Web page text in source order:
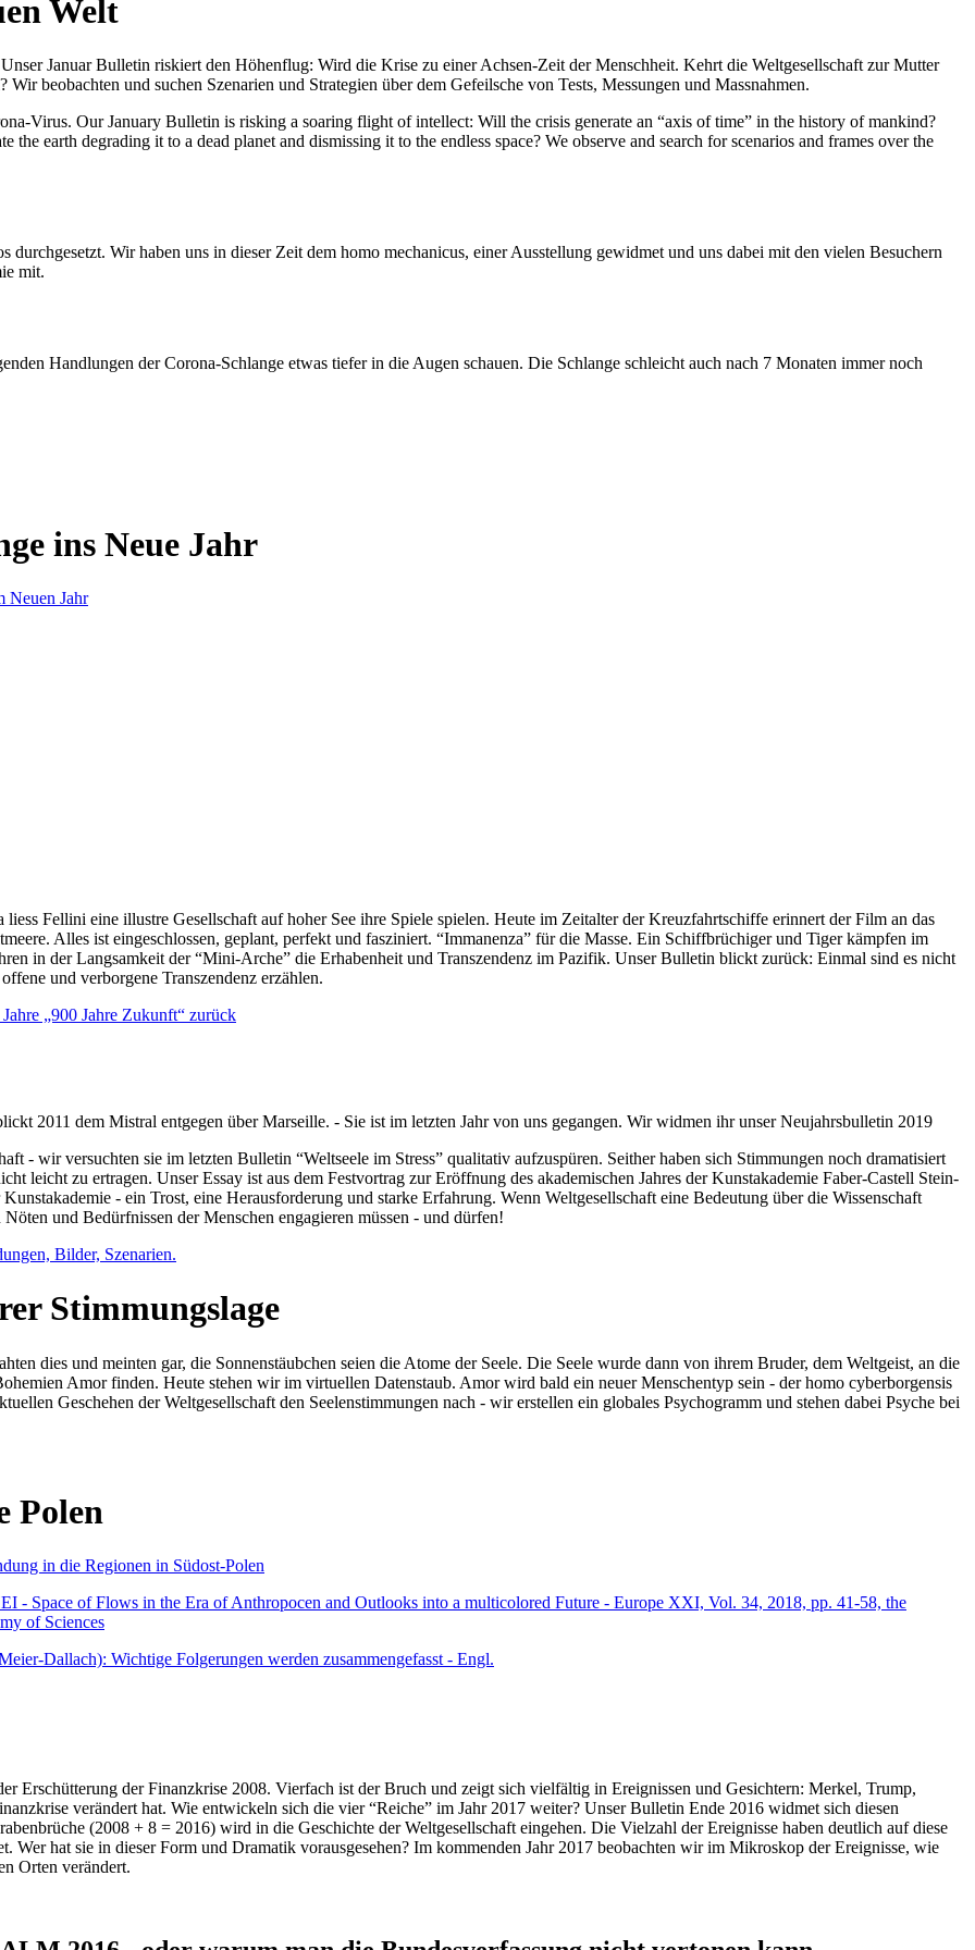
Welt
Januar Bulletin riskiert den Höhenflug: Wird die Krise zu einer Achsen-Zeit der Menschheit. Kehrt die Weltgesellschaft zur Mutter
beobachten und suchen Szenarien und Strategien über dem Gefeilsche von Tests, Messungen und Massnahmen.
Virus. Our January Bulletin is risking a soaring flight of intellect: Will the crisis generate an “axis of time” in the history of mankind?
earth degrading it to a dead planet and dismissing it to the endless space? We observe and search for scenarios and frames over the
Wir haben uns in dieser Zeit dem homo mechanicus, einer Ausstellung gewidmet und uns dabei mit den vielen Besuchern
mit.
Handlungen der Corona-Schlange etwas tiefer in die Augen schauen. Die Schlange schleicht auch nach 7 Monaten immer noch
ins Neue Jahr
Neuen Jahr
Fellini eine illustre Gesellschaft auf hoher See ihre Spiele spielen. Heute im Zeitalter der Kreuzfahrtschiffe erinnert der Film an das
Alles ist eingeschlossen, geplant, perfekt und fasziniert. “Immanenza” für die Masse. Ein Schiffbrüchiger und Tiger kämpfen im
in der Langsamkeit der “Mini-Arche” die Erhabenheit und Transzendenz im Pazifik. Unser Bulletin blickt zurück: Einmal sind es nicht
und verborgene Transzendenz erzählen.
„900 Jahre Zukunft“ zurück
2011 dem Mistral entgegen über Marseille. - Sie ist im letzten Jahr von uns gegangen. Wir widmen ihr unser Neujahrsbulletin 2019
- wir versuchten sie im letzten Bulletin “Weltseele im Stress” qualitativ aufzuspüren. Seither haben sich Stimmungen noch dramatisiert
leicht zu ertragen. Unser Essay ist aus dem Festvortrag zur Eröffnung des akademischen Jahres der Kunstakademie Faber-Castell Stein-
- ein Trost, eine Herausforderung und starke Erfahrung. Wenn Weltgesellschaft eine Bedeutung über die Wissenschaft
und Bedürfnissen der Menschen engagieren müssen - und dürfen!
Bilder, Szenarien.
Stimmungslage
dies und meinten gar, die Sonnenstäubchen seien die Atome der Seele. Die Seele wurde dann von ihrem Bruder, dem Weltgeist, an die
Amor finden. Heute stehen wir im virtuellen Datenstaub. Amor wird bald ein neuer Menschentyp sein - der homo cyberborgensis
Geschehen der Weltgesellschaft den Seelenstimmungen nach - wir erstellen ein globales Psychogramm und stehen dabei Psyche bei
Polen
in die Regionen in Südost-Polen
Space of Flows in the Era of Anthropocen and Outlooks into a multicolored Future - Europe XXI, Vol. 34, 2018, pp. 41-58, the
of Sciences
Dallach): Wichtige Folgerungen werden zusammengefasst - Engl.
Erschütterung der Finanzkrise 2008. Vierfach ist der Bruch und zeigt sich vielfältig in Ereignissen und Gesichtern: Merkel, Trump,
verändert hat. Wie entwickeln sich die vier “Reiche” im Jahr 2017 weiter? Unser Bulletin Ende 2016 widmet sich diesen
(2008 + 8 = 2016) wird in die Geschichte der Weltgesellschaft eingehen. Die Vielzahl der Ereignisse haben deutlich auf diese
Wer hat sie in dieser Form und Dramatik vorausgesehen? Im kommenden Jahr 2017 beobachten wir im Mikroskop der Ereignisse, wie
Orten verändert.